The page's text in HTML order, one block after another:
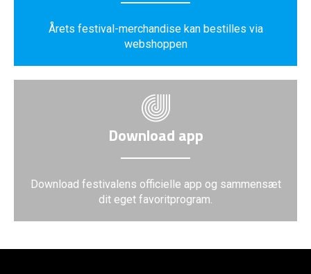
Årets festival-merchandise kan bestilles via
webshoppen
Download app
Download festivalens officielle app og sammensæt
dit eget favoritprogram.